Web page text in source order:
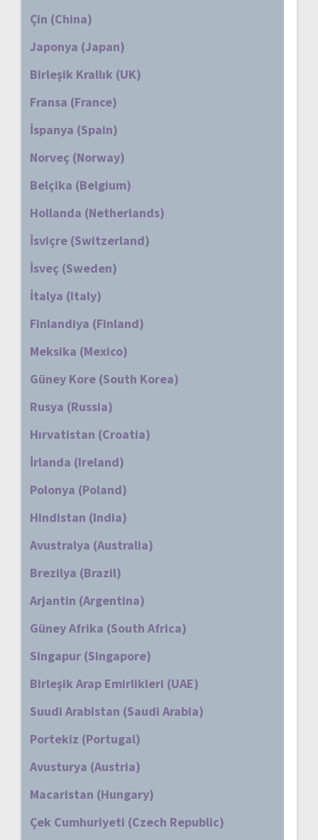
Çin (China)
Japonya (Japan)
Birleşik Krallık (UK)
Fransa (France)
İspanya (Spain)
Norveç (Norway)
Belçika (Belgium)
Hollanda (Netherlands)
İsviçre (Switzerland)
İsveç (Sweden)
İtalya (Italy)
Finlandiya (Finland)
Meksika (Mexico)
Güney Kore (South Korea)
Rusya (Russia)
Hırvatistan (Croatia)
İrlanda (Ireland)
Polonya (Poland)
Hindistan (India)
Avustralya (Australia)
Brezilya (Brazil)
Arjantin (Argentina)
Güney Afrika (South Africa)
Singapur (Singapore)
Birleşik Arap Emirlikleri (UAE)
Suudi Arabistan (Saudi Arabia)
Portekiz (Portugal)
Avusturya (Austria)
Macaristan (Hungary)
Çek Cumhuriyeti (Czech Republic)